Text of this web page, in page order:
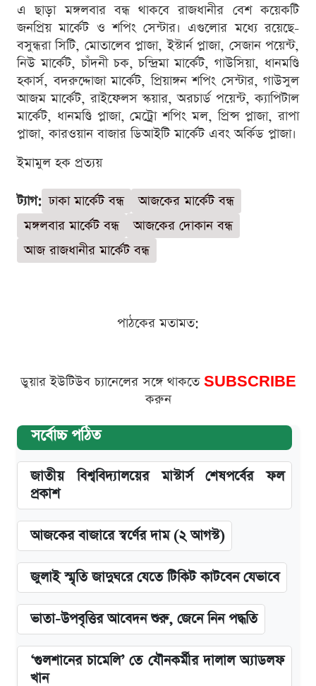
এ ছাড়া মঙ্গলবার বন্ধ থাকবে রাজধানীর বেশ কয়েকটি
জনপ্রিয় মার্কেট ও শপিং সেন্টার। এগুলোর মধ্যে রয়েছে-
বসুন্ধরা সিটি, মোতালেব প্লাজা, ইস্টার্ন প্লাজা, সেজান পয়েন্ট,
নিউ মার্কেট, চাঁদনী চক, চন্দ্রিমা মার্কেট, গাউসিয়া, ধানমণ্ডি
হকার্স, বদরুদ্দোজা মার্কেট, প্রিয়াঙ্গন শপিং সেন্টার, গাউসুল
আজম মার্কেট, রাইফেলস স্কয়ার, অরচার্ড পয়েন্ট, ক্যাপিটাল
মার্কেট, ধানমণ্ডি প্লাজা, মেট্রো শপিং মল, প্রিন্স প্লাজা, রাপা
প্লাজা, কারওয়ান বাজার ডিআইটি মার্কেট এবং অর্কিড প্লাজা।
ইমামুল হক প্রত্যয়
ট্যাগ: ঢাকা মার্কেট বন্ধ
আজকের মার্কেট বন্ধ
মঙ্গলবার মার্কেট বন্ধ
আজকের দোকান বন্ধ
আজ রাজধানীর মার্কেট বন্ধ
পাঠকের মতামত:
ডুয়ার ইউটিউব চ্যানেলের সঙ্গে থাকতে SUBSCRIBE
করুন
সর্বোচ্চ পঠিত
জাতীয় বিশ্ববিদ্যালয়ের মাস্টার্স শেষপর্বের ফল
প্রকাশ
আজকের বাজারে স্বর্ণের দাম (২ আগস্ট)
জুলাই স্মৃতি জাদুঘরে যেতে টিকিট কাটবেন যেভাবে
ভাতা-উপবৃত্তির আবেদন শুরু, জেনে নিন পদ্ধতি
‘গুলশানের চামেলি’ তে যৌনকর্মীর দালাল অ্যাডলফ
খান